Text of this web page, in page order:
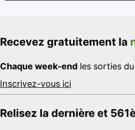
Recevez gratuitement la
Chaque week-end les sorties
Inscrivez-vous ici
Relisez la dernière et